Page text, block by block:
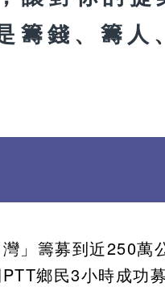
籌錢、籌人
」籌募到近250萬
鄉民3小時成功